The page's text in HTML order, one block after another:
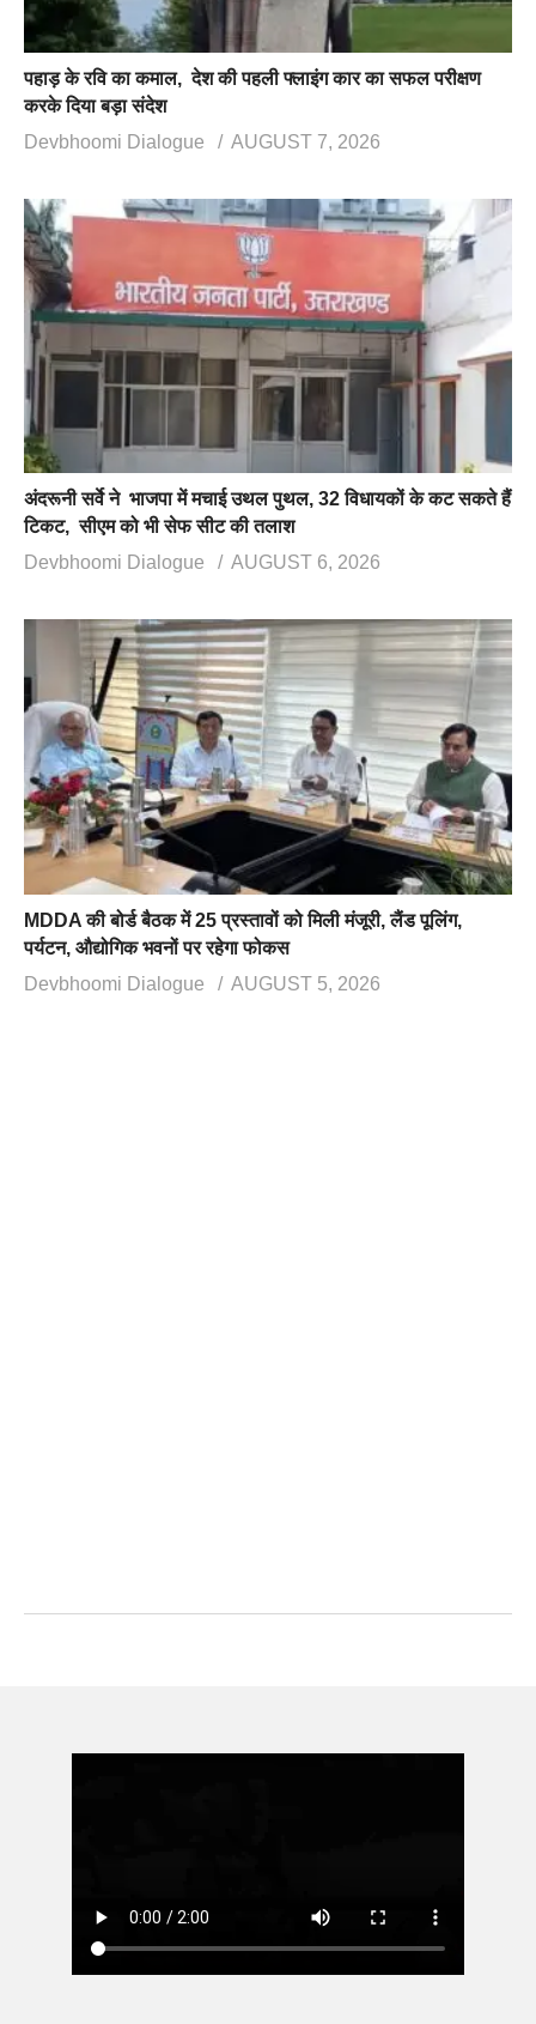
पहाड़ के रवि का कमाल, देश की पहली फ्लाइंग कार का सफल परीक्षण
करके दिया बड़ा संदेश
Devbhoomi Dialogue
AUGUST 7, 2026
अंदरूनी सर्वे ने भाजपा में मचाई उथल पुथल, 32 विधायकों के कट सकते हैं
टिकट, सीएम को भी सेफ सीट की तलाश
Devbhoomi Dialogue
AUGUST 6, 2026
MDDA की बोर्ड बैठक में 25 प्रस्तावों को मिली मंजूरी, लैंड पूलिंग,
पर्यटन, औद्योगिक भवनों पर रहेगा फोकस
Devbhoomi Dialogue
AUGUST 5, 2026